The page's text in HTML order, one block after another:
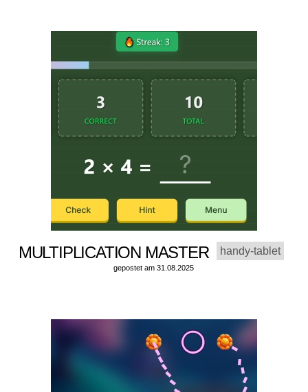
MULTIPLICATION MASTER handy-tablet
gepostet am 31.08.2025